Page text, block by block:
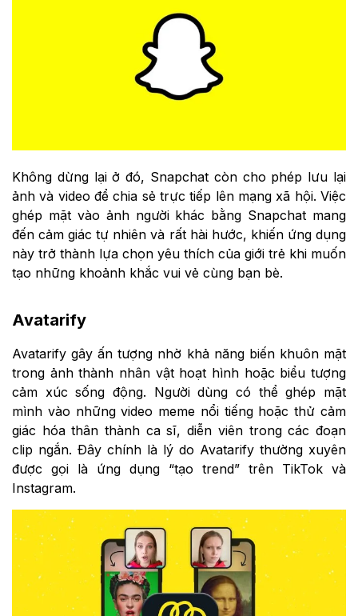
Không dừng lại ở đó, Snapchat còn cho phép lưu lại
ảnh và video để chia sẻ trực tiếp lên mạng xã hội. Việc
ghép mặt vào ảnh người khác bằng Snapchat mang
đến cảm giác tự nhiên và rất hài hước, khiến ứng dụng
này trở thành lựa chọn yêu thích của giới trẻ khi muốn
tạo những khoảnh khắc vui vẻ cùng bạn bè.
Avatarify
Avatarify gây ấn tượng nhờ khả năng biến khuôn mặt
trong ảnh thành nhân vật hoạt hình hoặc biểu tượng
cảm xúc sống động. Người dùng có thể ghép mặt
mình vào những video meme nổi tiếng hoặc thử cảm
giác hóa thân thành ca sĩ, diễn viên trong các đoạn
clip ngắn. Đây chính là lý do Avatarify thường xuyên
được gọi là ứng dụng “tạo trend” trên TikTok và
Instagram.